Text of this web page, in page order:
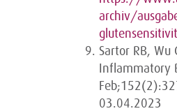
archiv/
Sartor RB,
Inflammatory
03.04.2023